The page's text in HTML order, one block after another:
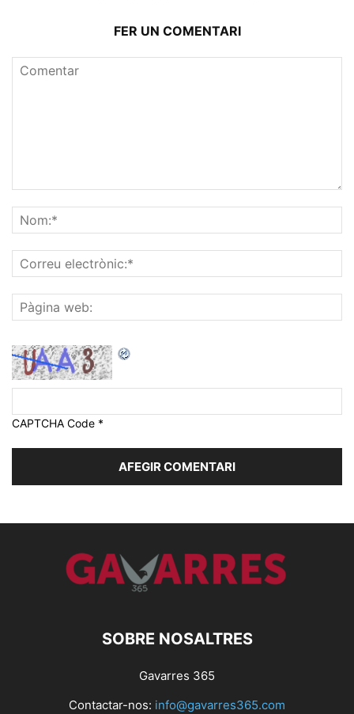
FER UN COMENTARI
CAPTCHA Code *
SOBRE NOSALTRES
Gavarres 365
Contactar-nos: info@gavarres365.com